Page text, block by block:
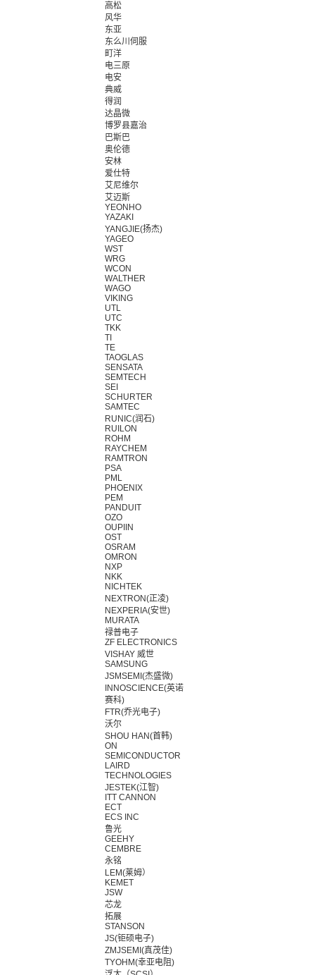
高松
风华
东亚
东么川伺服
町洋
电三原
电安
典威
得润
达晶微
博罗县嘉治
巴斯巴
奥伦德
安林
爱仕特
艾尼维尔
艾迈斯
YEONHO
YAZAKI
YANGJIE(扬杰)
YAGEO
WST
WRG
WCON
WALTHER
WAGO
VIKING
UTL
UTC
TKK
TI
TE
TAOGLAS
SENSATA
SEMTECH
SEI
SCHURTER
SAMTEC
RUNIC(润石)
RUILON
ROHM
RAYCHEM
RAMTRON
PSA
PML
PHOENIX
PEM
PANDUIT
OZO
OUPIIN
OST
OSRAM
OMRON
NXP
NKK
NICHTEK
NEXTRON(正凌)
NEXPERIA(安世)
MURATA
禄普电子
ZF ELECTRONICS
VISHAY 威世
SAMSUNG
JSMSEMI(杰盛微)
INNOSCIENCE(英诺
赛科)
FTR(乔光电子)
沃尔
SHOU HAN(首韩)
ON
SEMICONDUCTOR
LAIRD
TECHNOLOGIES
JESTEK(江智)
ITT CANNON
ECT
ECS INC
鲁光
GEEHY
CEMBRE
永铭
LEM(莱姆）
KEMET
JSW
芯龙
拓展
STANSON
JS(钜硕电子)
ZMJSEMI(真茂佳)
TYOHM(幸亚电阻)